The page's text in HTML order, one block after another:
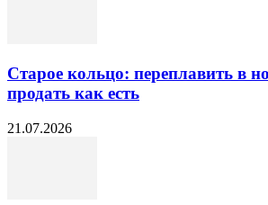
Старое кольцо: переплавить в
продать как есть
21.07.2026